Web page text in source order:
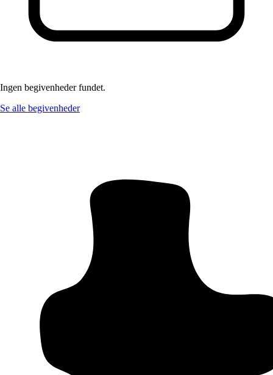
Ingen begivenheder fundet.
Se alle begivenheder